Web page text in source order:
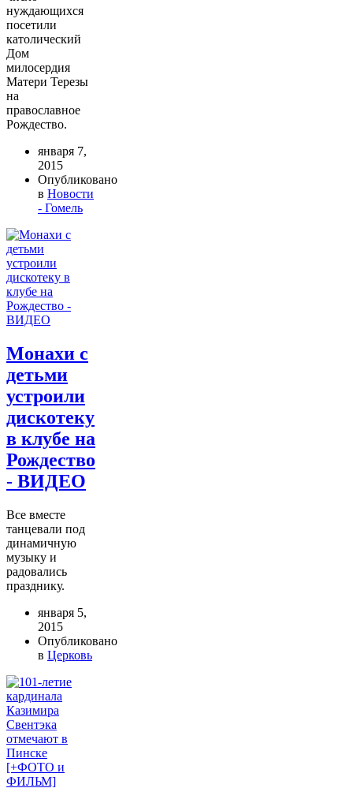
нуждающихся
посетили
католический
Дом
милосердия
Матери Терезы
на
православное
Рождество.
января 7,
2015
Опубликовано
в Новости
- Гомель
Монахи с
детьми
устроили
дискотеку
в клубе на
Рождество
- ВИДЕО
Все вместе
танцевали под
динамичную
музыку и
радовались
празднику.
января 5,
2015
Опубликовано
в Церковь